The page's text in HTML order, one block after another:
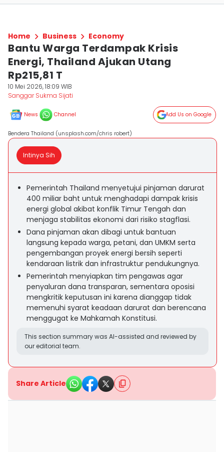
Home Business Economy
Bantu Warga Terdampak Krisis
Energi, Thailand Ajukan Utang
Rp215,81 T
10 Mei 2026, 18:09 WIB
Sanggar Sukma Sijati
News Channel Add Us on Google
Bendera Thailand (unsplash.com/chris robert)
Intinya Sih
Pemerintah Thailand menyetujui pinjaman darurat
400 miliar baht untuk menghadapi dampak krisis
energi global akibat konflik Timur Tengah dan
menjaga stabilitas ekonomi dari risiko stagflasi.
Dana pinjaman akan dibagi untuk bantuan
langsung kepada warga, petani, dan UMKM serta
pengembangan proyek energi bersih seperti
kendaraan listrik dan infrastruktur pendukungnya.
Pemerintah menyiapkan tim pengawas agar
penyaluran dana transparan, sementara oposisi
mengkritik keputusan ini karena dianggap tidak
memenuhi syarat keadaan darurat dan berencana
menggugat ke Mahkamah Konstitusi.
This section summary was AI-assisted and reviewed by
our editorial team.
Share Article